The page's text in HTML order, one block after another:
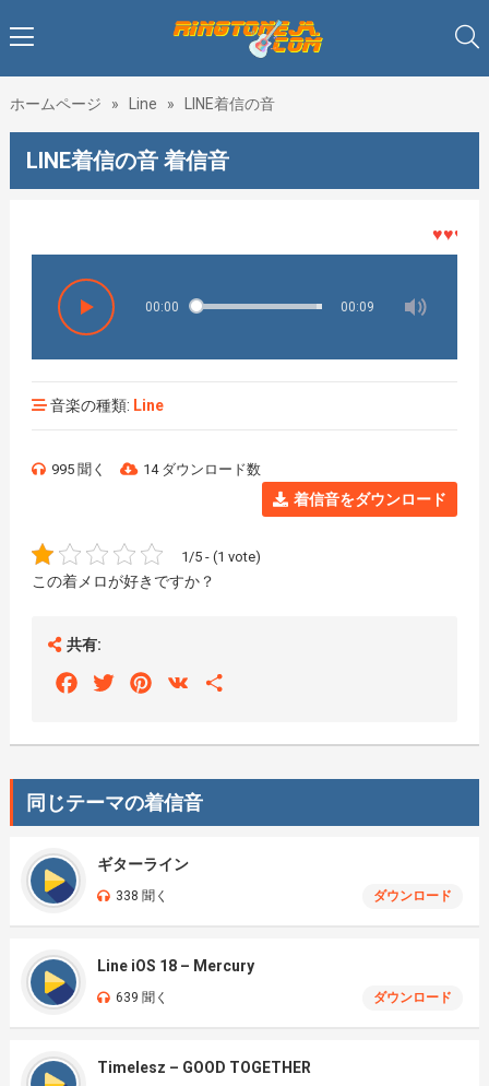
ホームページ » Line » LINE着信の音
LINE着信の音 着信音
♥♥♥着メ
00:00 00:09
音楽の種類: Line
995 聞く 14 ダウンロード数
着信音をダウンロード
1/5 - (1 vote)
この着メロが好きですか？
共有:
FacebookTwitterPinterest
VK
同じテーマの着信音
ギターライン
338 聞く ダウンロード
Line iOS 18 – Mercury
639 聞く ダウンロード
Timelesz – GOOD TOGETHER